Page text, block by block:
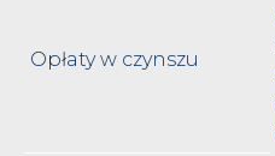
Opłaty w czynszu